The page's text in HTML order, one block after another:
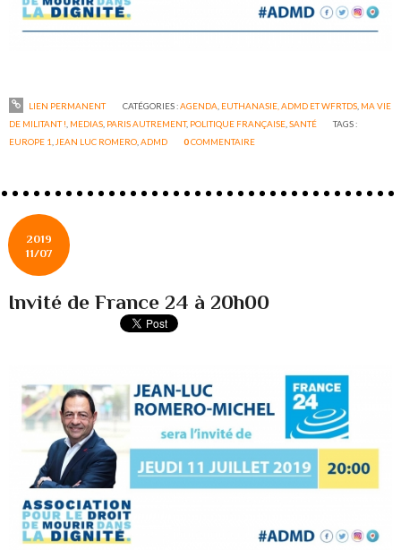
LIEN PERMANENT CATÉGORIES :AGENDA EUTHANASIE, ADMD ET WFRTDS, MA VIE
DE MILITANT ! MEDIAS PARIS AUTREMENT, POLITIQUE FRANÇAISE ,SANTÉ
TAGS :
EUROPE 1 JEAN LUC ROMERO ,ADMD 0COMMENTAIRE
2019
11/07
Invité de France 24 à 20h00